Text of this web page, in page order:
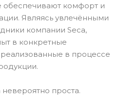
обеспечивают комфорт и
Являясь увлечёнными
компании Seca,
в конкретные
в процессе
проста.